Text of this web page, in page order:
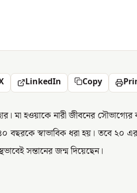
LinkedIn Copy
মা হওয়াকে নারী জীবনের সৌভাগ্যের
বছরকে স্বাভাবিক ধরা হয়। তবে
সন্তানের জন্ম দিয়েছেন।